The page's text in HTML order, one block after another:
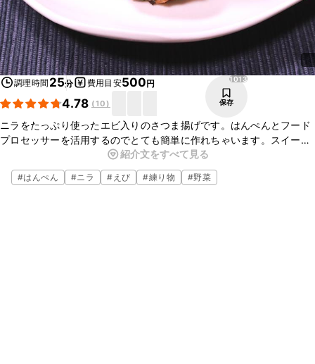
調理時間 25分 費用目安500円
4.78 (10)
1013
保存
ニラをたっぷり使ったエビ入りのさつま揚げです。はんぺんとフード
プロセッサーを活用するのでとても簡単に作れちゃいます。スイート
チリソースのほか、生姜醤油を添えても美味しく、おかずにもおつま
みにもぴったりです。ぜひ作ってみてくださいね。
紹介文をすべて見る
#はんぺん #ニラ # えび #練り物 #野菜